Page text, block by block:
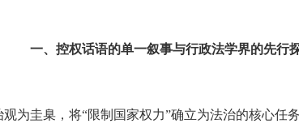
一、控权话语的单一叙事与行政法学界的先行
为圭臬，将“限制国家权力”确立为法治的核心